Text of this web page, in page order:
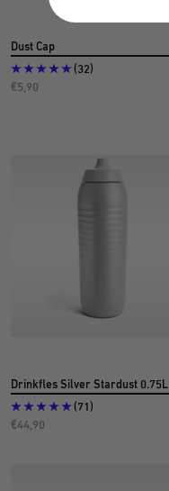
Dust Cap
(32)
Aanbiedingsprijs
€5,90
Drinkfles Silver Stardust 0.75L
(71)
Aanbiedingsprijs
€44,90